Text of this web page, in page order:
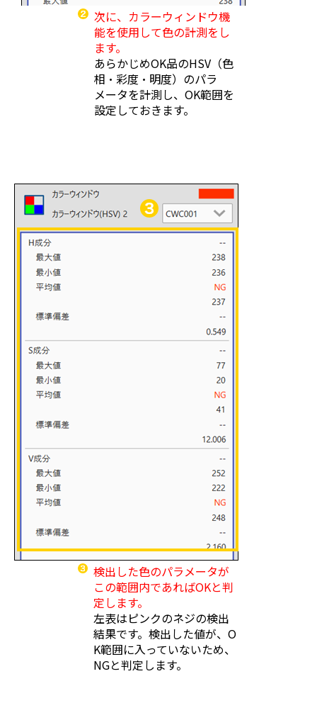
次に、カラーウィンドウ機
能を使用して色の計測をし
ます。
あらかじめOK品のHSV（色
相・彩度・明度）のパラ
メータを計測し、OK範囲を
設定しておきます。
検出した色のパラメータが
この範囲内であればOKと判
定します。
左表はピンクのネジの検出
結果です。検出した値が、O
K範囲に入っていないため、
NGと判定します。